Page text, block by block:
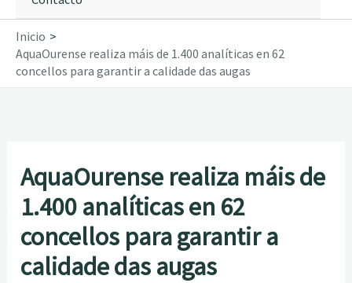
Inicio
AquaOurense realiza máis de 1.400 analíticas en 62
concellos para garantir a calidade das augas
AquaOurense realiza máis de
1.400 analíticas en 62
concellos para garantir a
calidade das augas